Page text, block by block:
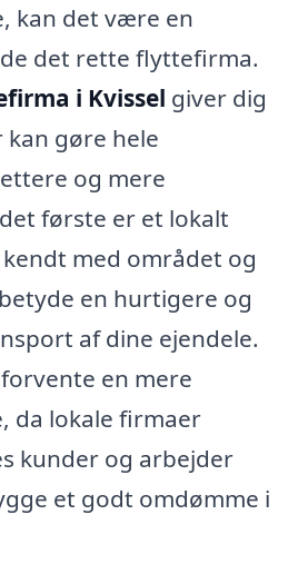
kan det være en
det rette flyttefirma.
i Kvissel giver dig
gøre hele
og mere
første er et lokalt
med området og
en hurtigere og
af dine ejendele.
en mere
da lokale firmaer
kunder og arbejder
et godt omdømme i